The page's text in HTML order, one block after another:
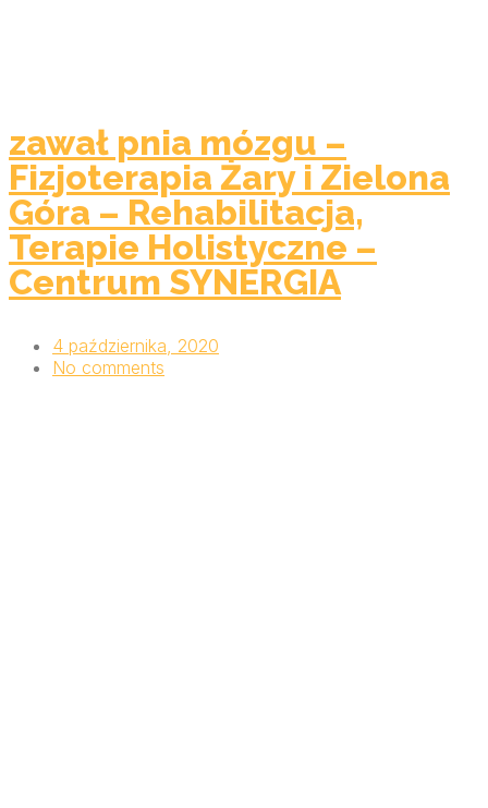
zawał pnia mózgu –
Fizjoterapia Żary i Zielona
Góra – Rehabilitacja,
Terapie Holistyczne –
Centrum SYNERGIA
4 października, 2020
No comments